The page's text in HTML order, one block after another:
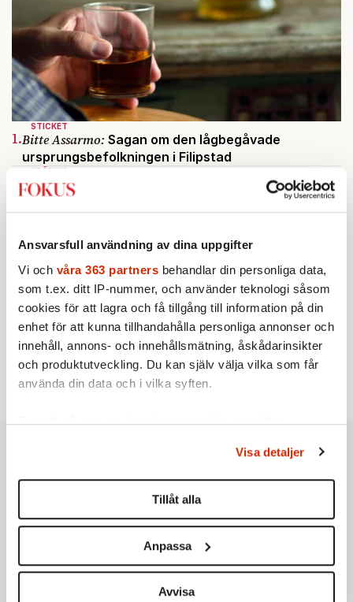
Ansvarsfull användning av dina uppgifter
Vi och våra 363 partners behandlar din personliga data,
som t.ex. ditt IP-nummer, och använder teknologi såsom
cookies för att lagra och få tillgång till information på din
enhet för att kunna tillhandahålla personliga annonser och
innehåll, annons- och innehållsmätning, åskådarinsikter
och produktutveckling. Du kan själv välja vilka som får
använda din data och i vilka syften.
Ta reda på mer om hur dina personliga uppgifter
Du kan ändra eller dra tillbaka ditt samtycke när som
helst från cookie-förklaringen.
Vi använder enhetsidentifierare för att anpassa innehållet
för sociala medier och analysera vår trafik. Vi
vidarebefordrar även sådana identifierare och annan
information från din enhet till de sociala medier och
Visa detaljer
Tillåt alla
Anpassa
Avvisa
STICKET
1.Bitte Assarmo: Sagan om den lågbegåvade
ursprungsbefolkningen i Filipstad
KRÖNIKA
2.Frans Wachtmeister:
Ja, AC är ett hot mot den
franska civilisationen
KRÖNIKA
vänstern för Agnes Wold
4.Dan Korn: Quisling, quislingar och sten i glashus
KRÖNIKA
Nina Lekander: På ”Kommunisthögskolan” drömde
alla om att vara arbetarklass
STICKET
6.Johan Romin:Andersson, hur ska du få ihop det
här?